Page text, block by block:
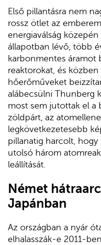
Első pillantásra nem
rossz ötlet az
energiaválság
állapotban lévő, több
karbonmentes áramot
reaktorokat, és
hőerőműveket
alábecsülni Thunberg
most sem jutottak el a
zöldpárt, az
legkövetkezetesebb
pillanatig harcolt, hogy
utolsó három
leállítását.
Német
Japánban
Az országban a nyár
elhalasszák-e 2011-